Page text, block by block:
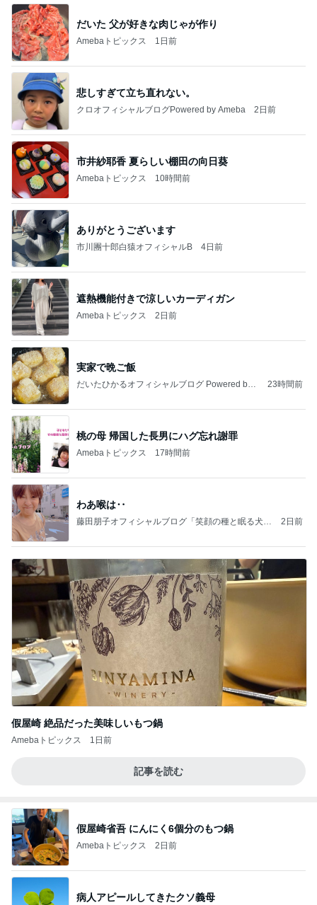
だいた 父が好きな肉じゃが作り
Amebaトピックス 1日前
悲しすぎて立ち直れない。
クロオフィシャルブログPowered by Ameba 2日前
市井紗耶香 夏らしい棚田の向日葵
Amebaトピックス 10時間前
ありがとうございます
市川團十郎白猿オフィシャルB 4日前
遮熱機能付きで涼しいカーディガン
Amebaトピックス 2日前
実家で晩ご飯
だいたひかるオフィシャルブログ Powered by
23時間前
桃の母 帰国した長男にハグ忘れ謝罪
Amebaトピックス 17時間前
わあ喉は‥
藤田朋子オフィシャルブログ「笑顔の種と眠る犬」
2日前
假屋崎 絶品だった美味しいもつ鍋
Amebaトピックス 1日前
記事を読む
假屋崎省吾 にんにく6個分のもつ鍋
Amebaトピックス 2日前
病人アピールしてきたクソ義母